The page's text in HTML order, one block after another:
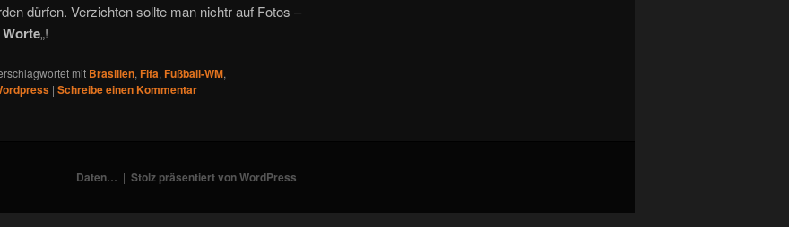
dürfen. Verzichten sollte man nichtr auf Fotos –
„!
mit Brasilien, Fifa, Fußball-WM,
| Schreibe einen Kommentar
Daten… Stolz präsentiert von WordPress